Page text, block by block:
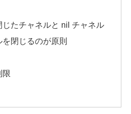
たチャネルと nil チャネル
閉じるのが原則
限